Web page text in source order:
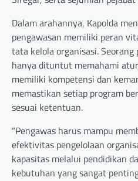
Dalam arahannya, Kapolda
pengawasan memiliki peran
tata kelola organisasi.
hanya dituntut memahami
memiliki kompetensi dan
memastikan setiap program
sesuai ketentuan.
“Pengawas harus mampu
efektivitas pengelolaan
kapasitas melalui pendidikan
kebutuhan yang sangat